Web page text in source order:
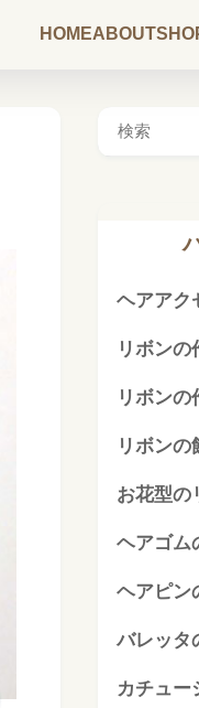
HOMEABOUT
ヘアアク
リボンの
リボンの
リボンの
お花型の
ヘアゴム
ヘアピン
バレッタ
カチュー